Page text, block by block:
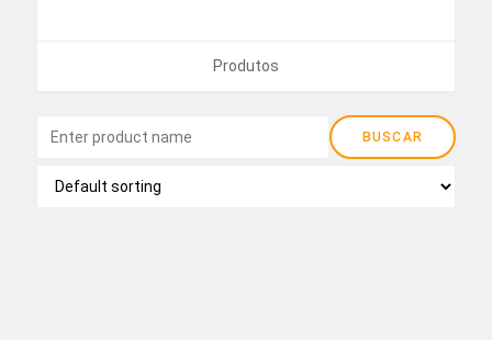
Produtos